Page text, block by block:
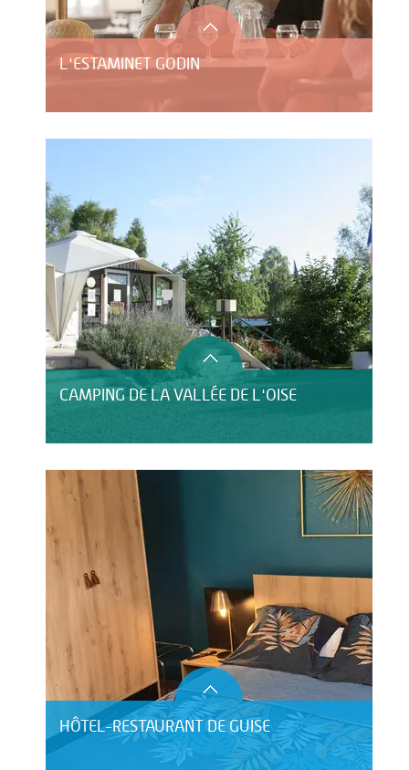
L'ESTAMINET GODIN
CAMPING DE LA VALLÉE DE L'OISE
HÔTEL-RESTAURANT DE GUISE